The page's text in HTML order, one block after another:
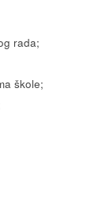
rada;
škole;